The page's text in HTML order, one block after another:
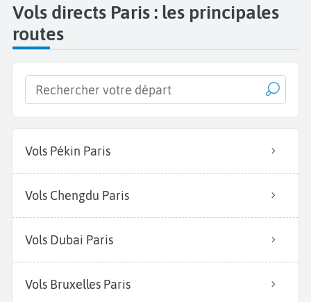
Vols directs Paris : les principales
routes
Vols Pékin Paris
Vols Chengdu Paris
Vols Dubai Paris
Vols Bruxelles Paris